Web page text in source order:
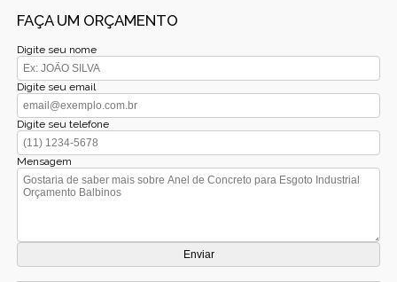
FAÇA UM ORÇAMENTO
Digite seu nome
Digite seu email
Digite seu telefone
Mensagem